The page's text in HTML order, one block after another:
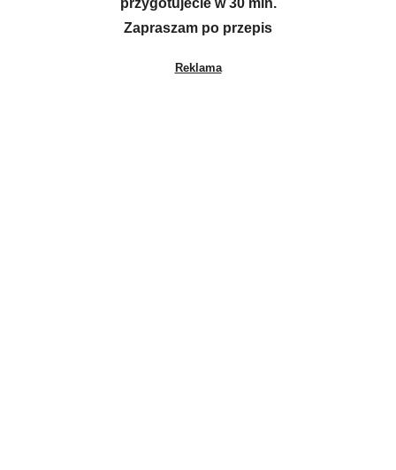
przygotujecie w 30 min.
Zapraszam po przepis